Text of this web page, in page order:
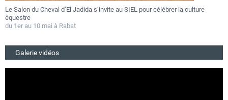
Le Salon du Cheval d’El Jadida s’invite au SIEL pour célébrer la culture
équestre
du 1er au 10 mai à Rabat
Galerie vidéos